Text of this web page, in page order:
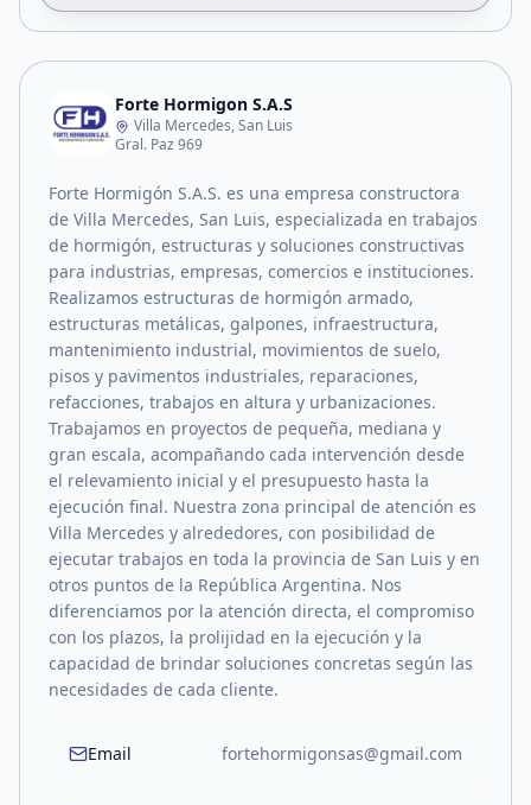
Forte Hormigon S.A.S
Villa Mercedes, San Luis
Gral. Paz 969
Forte Hormigón S.A.S. es una empresa constructora
de Villa Mercedes, San Luis, especializada en trabajos
de hormigón, estructuras y soluciones constructivas
para industrias, empresas, comercios e instituciones.
Realizamos estructuras de hormigón armado,
estructuras metálicas, galpones, infraestructura,
mantenimiento industrial, movimientos de suelo,
pisos y pavimentos industriales, reparaciones,
refacciones, trabajos en altura y urbanizaciones.
Trabajamos en proyectos de pequeña, mediana y
gran escala, acompañando cada intervención desde
el relevamiento inicial y el presupuesto hasta la
ejecución final. Nuestra zona principal de atención es
Villa Mercedes y alrededores, con posibilidad de
ejecutar trabajos en toda la provincia de San Luis y en
otros puntos de la República Argentina. Nos
diferenciamos por la atención directa, el compromiso
con los plazos, la prolijidad en la ejecución y la
capacidad de brindar soluciones concretas según las
necesidades de cada cliente.
Email fortehormigonsas@gmail.com